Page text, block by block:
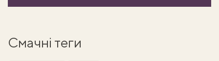
Смачні теги